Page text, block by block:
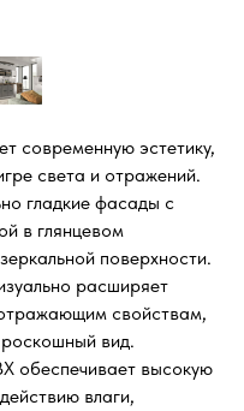
современную эстетику,
света и отражений.
гладкие фасады с
в глянцевом
поверхности.
расширяет
свойствам,
вид.
обеспечивает высокую
влаги,